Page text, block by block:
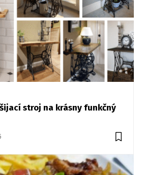
stroj na krásny funkčný